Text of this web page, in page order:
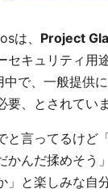
は、 Project
セキュリティ用
で、一般提供
、とされていま
と言ってるけど
かんだ揉めそう
」と楽しみな自